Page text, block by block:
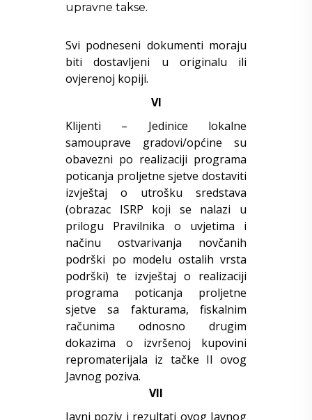
upravne takse.
Svi podneseni dokumenti moraju
biti dostavljeni u originalu ili
ovjerenoj kopiji.
VI
Klijenti – Jedinice lokalne
samouprave gradovi/općine su
obavezni po realizaciji programa
poticanja proljetne sjetve dostaviti
izvještaj o utrošku sredstava
(obrazac ISRP koji se nalazi u
prilogu Pravilnika o uvjetima i
načinu ostvarivanja novčanih
podrški po modelu ostalih vrsta
podrški) te izvještaj o realizaciji
programa poticanja proljetne
sjetve sa fakturama, fiskalnim
računima odnosno drugim
dokazima o izvršenoj kupovini
repromaterijala iz tačke II ovog
Javnog poziva.
VII
Javni poziv i rezultati ovog Javnog